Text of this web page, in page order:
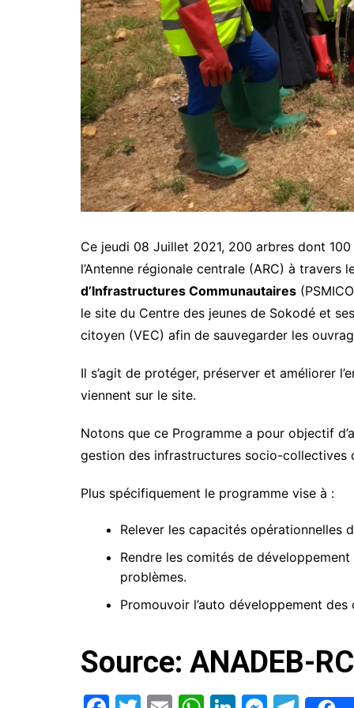
Ce jeudi 08 Juillet 2021, 200 arbres dont
l’Antenne régionale centrale (ARC) à travers
d’Infrastructures Communautaires
le site du Centre des jeunes de Sokodé et
citoyen (VEC) afin de sauvegarder les
Il s’agit de protéger, préserver et améliorer
viennent sur le site.
Notons que ce Programme a pour objectif
gestion des infrastructures socio-collectives
Plus spécifiquement le programme vise à :
Relever les capacités opérationnelles
Rendre les comités de
problèmes.
Promouvoir l’auto développement des
Source: ANADEB-RC